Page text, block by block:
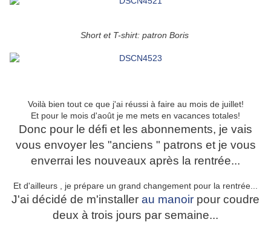
Short et T-shirt: patron Boris
Voilà bien tout ce que j'ai réussi à faire au mois de juillet!
Et pour le mois d'août je me mets en vacances totales!
Donc pour le défi et les abonnements, je vais
vous envoyer les "anciens " patrons et je vous
enverrai les nouveaux après la rentrée...
Et d'ailleurs , je prépare un grand changement pour la rentrée...
J'ai décidé de m'installer au manoir pour coudre
deux à trois jours par semaine...